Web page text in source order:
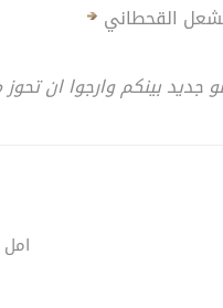
القحطاني
بينكم وارجوا ان تحوز